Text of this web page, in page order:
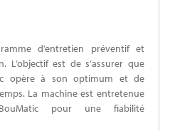
d’entretien préventif et
L’objectif est de s’assurer que
opère à son optimum et de
La machine est entretenue
pour une fiabilité